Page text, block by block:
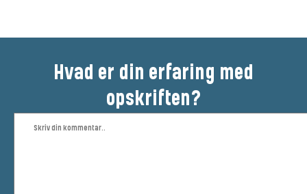
Hvad er din erfaring med
opskriften?